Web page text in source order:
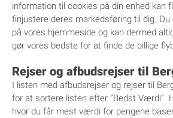
information til cookies på din enhed kan
finjustere deres markedsføring til dig.
på vores hjemmeside og kan dermed
gør vores bedste for at finde de billige
Rejser og afbudsrejser til
I listen med afbudsrejser og rejser til
for at sortere listen efter ”Bedst Værdi”.
hvor du får mest værdi for pengene